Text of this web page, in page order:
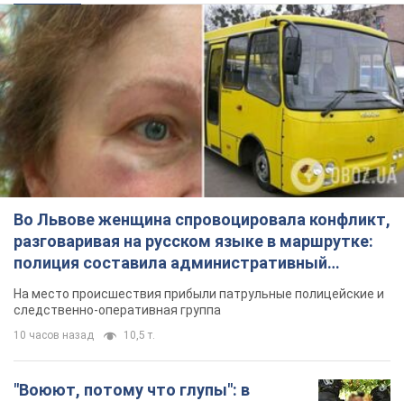
Во Львове женщина спровоцировала конфликт,
разговаривая на русском языке в маршрутке:
полиция составила административный
протокол. Видео
На место происшествия прибыли патрульные полицейские и
следственно-оперативная группа
10 часов назад 10,5 т.
"Воюют, потому что глупы": в